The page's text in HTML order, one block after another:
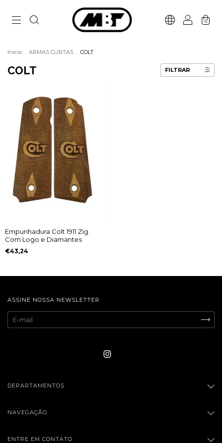
0
Início . ARMAS CURTAS . COLT
COLT FILTRAR
Empunhadura Colt 1911 Zig.
Com Logo e Diamantes
€43,24
ASSINE NOSSA NEWSLETTER
DEPARTAMENTOS
NAVEGAÇÃO
ENTRE EM CONTATO